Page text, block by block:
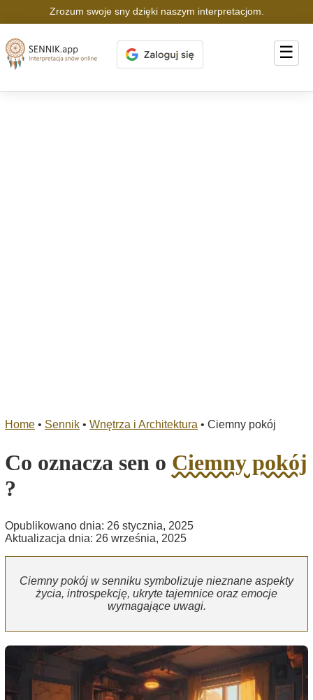
Zrozum swoje sny dzięki naszym interpretacjom.
☰
Home • Sennik • Wnętrza i Architektura • Ciemny pokój
Co oznacza sen o Ciemny pokój
?
Opublikowano dnia: 26 stycznia, 2025
Aktualizacja dnia: 26 września, 2025
Ciemny pokój w senniku symbolizuje nieznane aspekty
życia, introspekcję, ukryte tajemnice oraz emocje
wymagające uwagi.